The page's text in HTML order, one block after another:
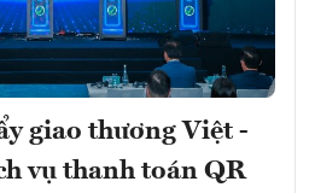
giao thương Việt -
vụ thanh toán QR